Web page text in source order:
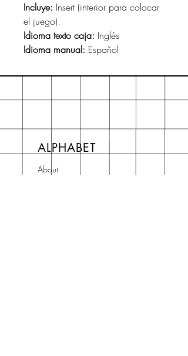
Incluye: Insert (interior para colocar
el juego).
Idioma texto caja: Inglés
Idioma manual: Español
ALPHABET
About